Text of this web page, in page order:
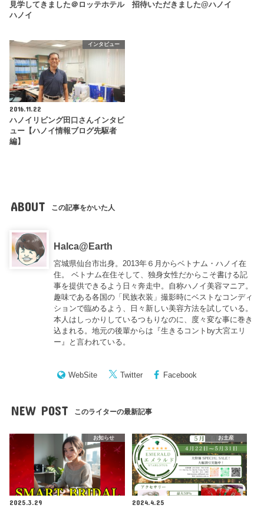
見学してきました＠ロッテホテル
ハノイ
招待いただきました@ハノイ
インタビュー
2016.11.22
ハノイリビング田口さんインタビ
ュー【ハノイ情報ブログ先駆者
編】
ABOUT この記事をかいた人
Halca@Earth
宮城県仙台市出身。2013年６月からベトナム・ハノイ在
住。 ベトナム在住そして、独身女性だからこそ書ける記
事を提供できるよう日々奔走中。自称ハノイ美容マニア。
趣味である各国の「民族衣装」撮影時にベストなコンディ
ションで臨めるよう、日々新しい美容方法を試している。
本人はしっかりしているつもりなのに、度々変な事に巻き
込まれる。地元の後輩からは『生きるコントby大宮エリ
ー 』と言われている。
WebSite Twitter Facebook
NEW POST このライターの最新記事
お知らせ
2025.3.29
お土産
2024.4.25